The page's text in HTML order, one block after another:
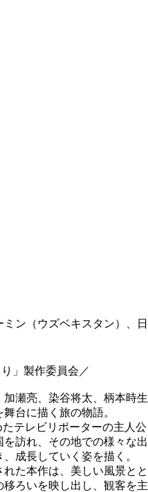
ン（ウズベキスタン）、日
」製作委員会／
瀬亮、染谷将太、柄本時生
台に描く旅の物語。
テレビリポーターの主人公
訪れ、その地での様々な出
成長していく姿を描く。
た本作は、美しい風景とと
ろいを映し出し、観客を主